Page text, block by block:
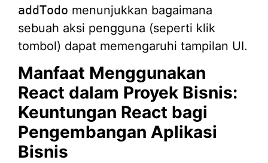
addTodo menunjukkan bagaimana
sebuah aksi pengguna (seperti klik
tombol) dapat memengaruhi tampilan UI.
Manfaat Menggunakan
React dalam Proyek Bisnis:
Keuntungan React bagi
Pengembangan Aplikasi
Bisnis